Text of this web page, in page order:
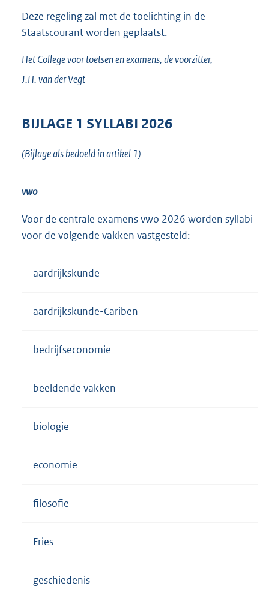
Deze regeling zal met de toelichting in de
Staatscourant worden geplaatst.
Het College voor toetsen en examens,de voorzitter,
J.H. van derVegt
BIJLAGE 1 SYLLABI 2026
(Bijlage als bedoeld in artikel 1)
vwo
Voor de centrale examens vwo 2026 worden syllabi
voor de volgende vakken vastgesteld:
aardrijkskunde
aardrijkskunde-Cariben
bedrijfseconomie
beeldende vakken
biologie
economie
filosofie
Fries
geschiedenis